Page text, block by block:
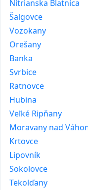
Nitrianska Blatnica
Šalgovce
Vozokany
Orešany
Banka
Svrbice
Ratnovce
Hubina
Veľké Ripňany
Moravany nad
Krtovce
Lipovník
Sokolovce
Tekolďany